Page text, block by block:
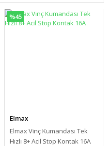
%45
Elmax
Elmax Vinç Kumandası Tek
Hızlı 8+ Acil Stop Kontak 16A